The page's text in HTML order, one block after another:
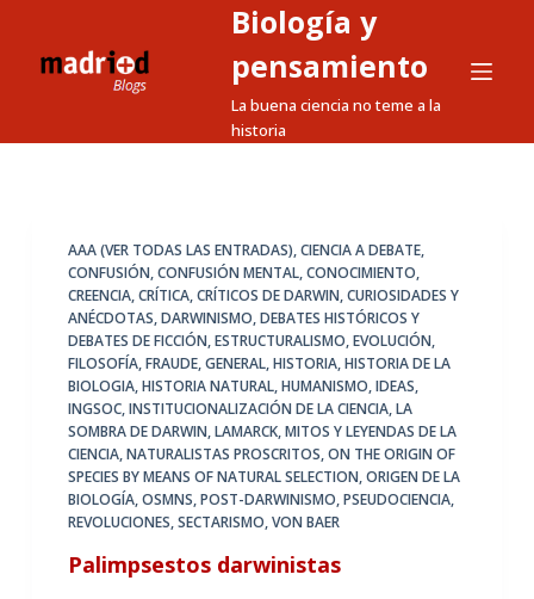
a
Biología y
pensamiento
La buena ciencia no teme a la
historia
AAA (VER TODAS LAS ENTRADAS),CIENCIA A DEBATE,
CONFUSIÓN,CONFUSIÓN MENTAL,CONOCIMIENTO,
CREENCIA,CRÍTICA,CRÍTICOS DE DARWIN,CURIOSIDADES Y
ANÉCDOTAS,DARWINISMO,DEBATES HISTÓRICOS Y
DEBATES DE FICCIÓN,ESTRUCTURALISMO,EVOLUCIÓN,
FILOSOFÍA,FRAUDE,GENERAL,HISTORIA,HISTORIA DE LA
BIOLOGIA,HISTORIA NATURAL,HUMANISMO,IDEAS,
INGSOC,INSTITUCIONALIZACIÓN DE LA CIENCIA,LA
SOMBRA DE DARWIN,LAMARCK,MITOS Y LEYENDAS DE LA
CIENCIA,NATURALISTAS PROSCRITOS,ON THE ORIGIN OF
SPECIES BY MEANS OF NATURAL SELECTION,ORIGEN DE LA
BIOLOGÍA,OSMNS,POST-DARWINISMO,PSEUDOCIENCIA,
REVOLUCIONES,SECTARISMO,VON BAER
Palimpsestos darwinistas